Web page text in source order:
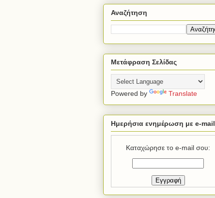
Αναζήτηση
Μετάφραση Σελίδας
Powered by Translate
Ημερήσια ενημέρωση με e-mail
Καταχώρησε το e-mail σου: